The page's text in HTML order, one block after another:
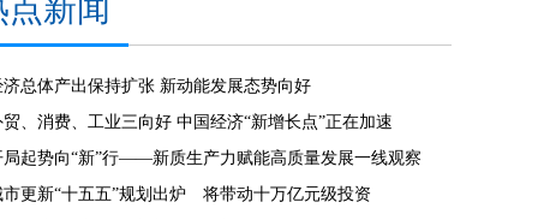
点新闻
济总体产出保持扩张 新动能发展态势向好
贸、消费、工业三向好 中国经济“新增长点”正在加速
局起势向“新”行——新质生产力赋能高质量发展一线观察
市更新“十五五”规划出炉 将带动十万亿元级投资